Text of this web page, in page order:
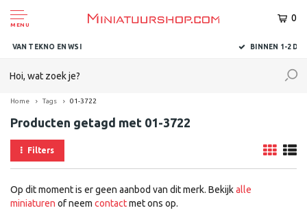
MENU
0
BINNEN 1-2 DAGEN BIJ U AFGELEVERD
Home Tags 01-3722
Producten getagd met 01-3722
Filters
Op dit moment is er geen aanbod van dit merk. Bekijkalle
miniaturen of neem contactmet ons op.